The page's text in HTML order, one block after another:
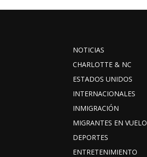
NOTICIAS
CHARLOTTE & NC
ESTADOS UNIDOS
INTERNACIONALES
INMIGRACIÓN
MIGRANTES EN VUELO
DEPORTES
ENTRETENIMIENTO